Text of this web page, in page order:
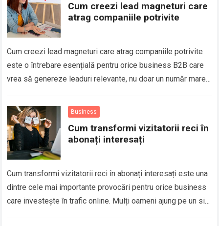
Cum creezi lead magneturi care
atrag companiile potrivite
Cum creezi lead magneturi care atrag companiile potrivite
este o întrebare esențială pentru orice business B2B care
vrea să genereze leaduri relevante, nu doar un număr mare
Business
Cum transformi vizitatorii reci în
abonați interesați
Cum transformi vizitatorii reci în abonați interesați este una
dintre cele mai importante provocări pentru orice business
care investește în trafic online. Mulți oameni ajung pe un site